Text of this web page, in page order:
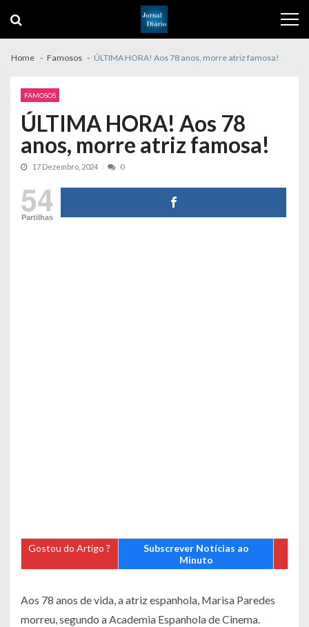
navigation
content
Home Famosos ÚLTIMA HORA! Aos 78 anos, morre atriz famosa!
FAMOSOS
ÚLTIMA HORA! Aos 78
anos, morre atriz famosa!
17 Dezembro, 2024 0
54
Partilhas
Gostou do Artigo ?
Subscrever Notícias ao
Minuto
Aos 78 anos de vida, a atriz espanhola, Marisa Paredes
morreu, segundo a Academia Espanhola de Cinema.